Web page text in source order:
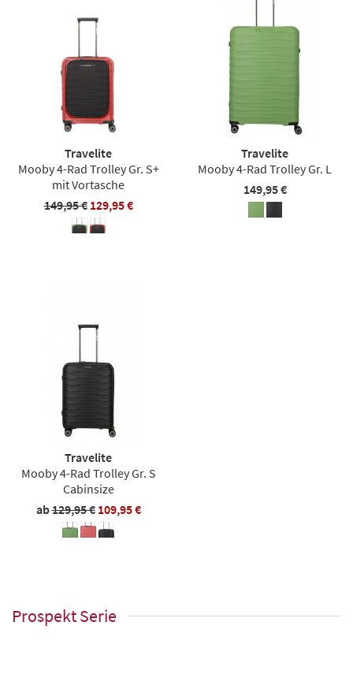
Travelite
Mooby 4-Rad Trolley Gr. S+
mit Vortasche
149,95 € 129,95 €
Travelite
Mooby 4-Rad Trolley Gr. L
149,95 €
Travelite
Mooby 4-Rad Trolley Gr. S
Cabinsize
ab129,95 € 109,95 €
Prospekt Serie